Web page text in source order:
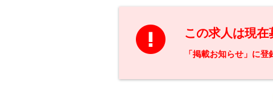
この求人は現在
「掲載お知らせ」に